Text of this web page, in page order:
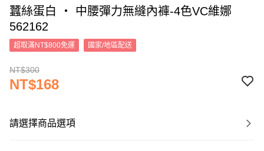
蠶絲蛋白 ‧ 中腰彈力無縫內褲-4色VC維娜
562162
超取滿NT$800免運 國家/地區配送
NT$300
NT$168
請選擇商品選項